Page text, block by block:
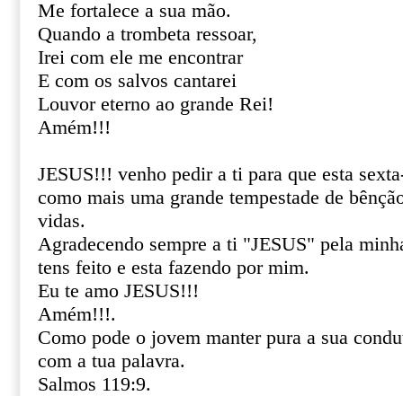
Me fortalece a sua mão.
Quando a trombeta ressoar,
Irei com ele me encontrar
E com os salvos cantarei
Louvor eterno ao grande Rei!
Amém!!!
JESUS!!! venho pedir a ti para que esta
como mais uma grande tempestade de
vidas.
Agradecendo sempre a ti "JESUS" pela
tens feito e esta fazendo por mim.
Eu te amo JESUS!!!
Amém!!!.
Como pode o jovem manter pura a sua
com a tua palavra.
Salmos 119:9.